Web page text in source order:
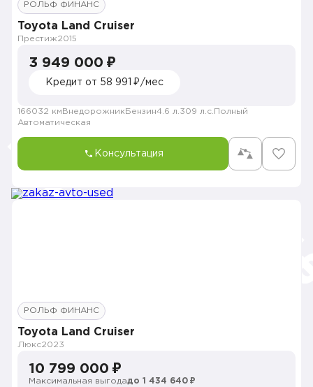
РОЛЬФ ФИНАНС
Toyota Land Cruiser
Престиж2015
3 949 000 ₽
Кредит от 58 991 ₽/мес
166032 км Внедорожник Бензин4.6 л. 309 л.с. Полный
Автоматическая
Консультация
РОЛЬФ ФИНАНС
Toyota Land Cruiser
Люкс2023
10 799 000 ₽
Максимальная выгодадо 1 434 640 ₽